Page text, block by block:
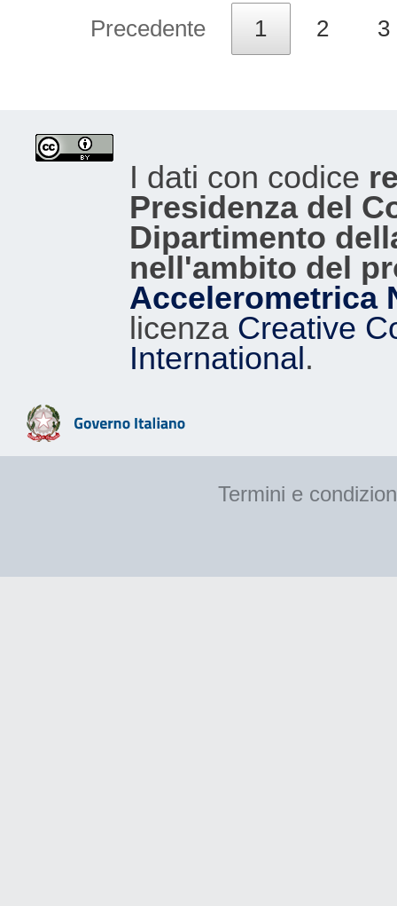
Precedente 1 2 3
I dati con codice
Presidenza del
Dipartimento
nell'ambito del
Accelerometrica
licenza Creative
International.
Termini e